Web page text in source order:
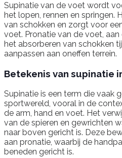
Supinatie van de voet wordt
het lopen, rennen en springen.
van schokken en zorgt voor
voet. Pronatie van de voet,
het absorberen van schokken
aanpassen aan oneffen terrein.
Betekenis van supinatie
Supinatie is een term die vaak
sportwereld, vooral in de
de arm, hand en voet. Het
van de spieren en gewrichten
naar boven gericht is. Deze
aan pronatie, waarbij de
beneden gericht is.